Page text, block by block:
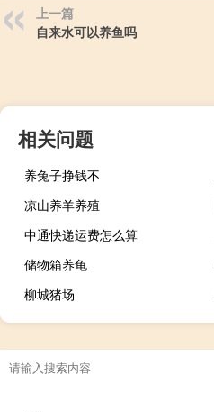
上一篇
自来水可以养鱼吗
相关问题
养兔子挣钱不
凉山养羊养殖
中通快递运费怎么算
储物箱养龟
柳城猪场